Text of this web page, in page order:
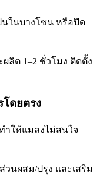
นในบางโซน หรือปิด
ลิต 1–2 ชั่วโมง ติดตั้ง
โดยตรง
ำให้แมลงไม่สนใจ
วนผสม/ปรุง และเสริม